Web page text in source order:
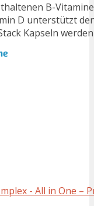
B-
D unterstützt
Kapseln
- All in One –